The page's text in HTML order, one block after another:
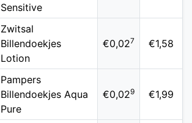
Sensitive
Zwitsal
Billendoekjes
Lotion
€0,027 €1,58
Pampers
Billendoekjes Aqua
Pure
€0,029 €1,99